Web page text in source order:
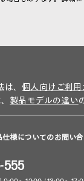
は、個人向けご利
製品モデルの違い
仕様についてのお問い合
555